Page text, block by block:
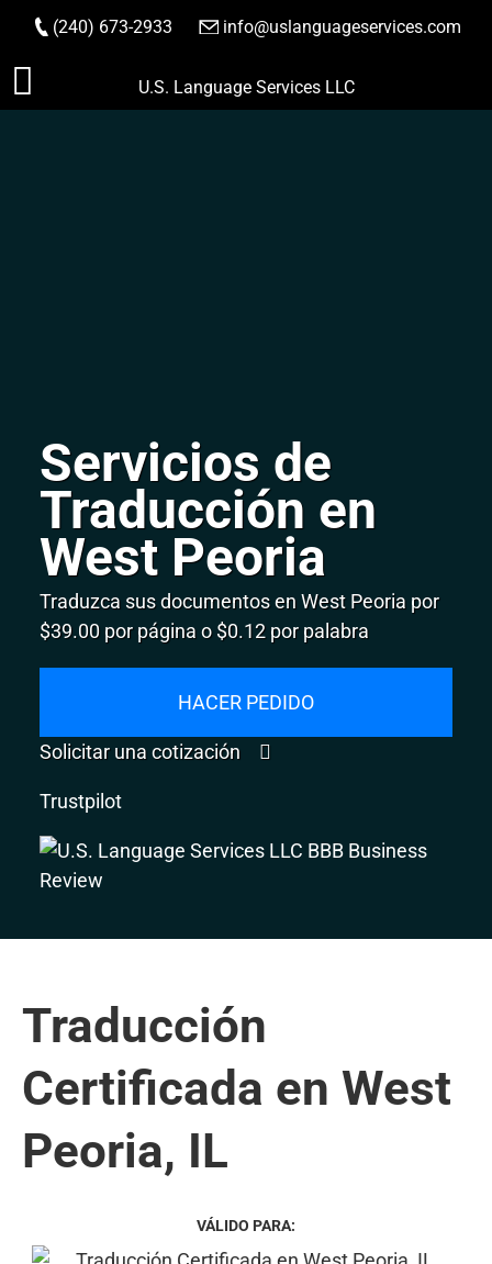
Saltar
(240) 673-2933 info@uslanguageservices.com
HACER PEDIDO
U.S. Language Services LLC
Servicios de
Traducción en
West Peoria
Traduzca sus documentos en West Peoria por
$39.00 por página o $0.12 por palabra
HACER PEDIDO
Solicitar una cotización
Trustpilot
Traducción
Certificada en West
Peoria, IL
VÁLIDO PARA: